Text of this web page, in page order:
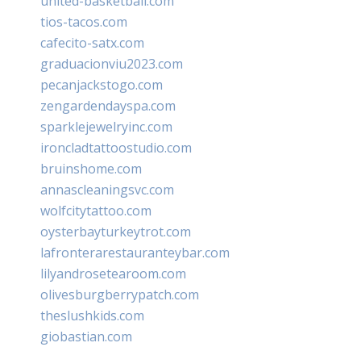
tios-tacos.com
cafecito-satx.com
graduacionviu2023.com
pecanjackstogo.com
zengardendayspa.com
sparklejewelryinc.com
ironcladtattoostudio.com
bruinshome.com
annascleaningsvc.com
wolfcitytattoo.com
oysterbayturkeytrot.com
lafronterarestauranteybar.com
lilyandrosetearoom.com
olivesburgberrypatch.com
theslushkids.com
giobastian.com